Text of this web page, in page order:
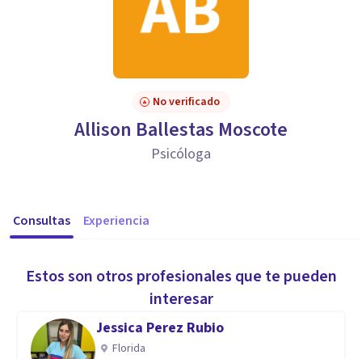
No verificado
Allison Ballestas Moscote
Psicóloga
Consultas Experiencia
Estos son otros profesionales que te pueden
interesar
Jessica Perez Rubio
Florida